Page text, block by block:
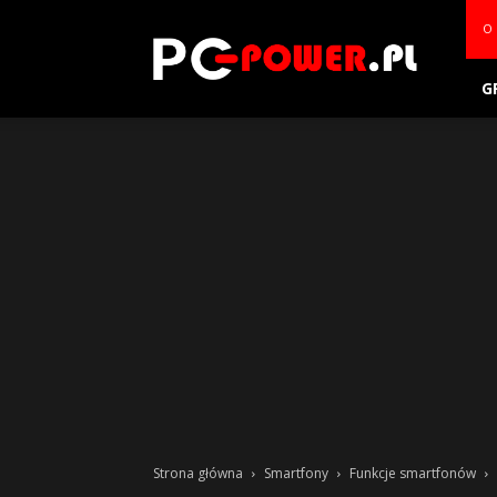
power.pl
O
Strona główna Smartfony Funkcje smartfonów